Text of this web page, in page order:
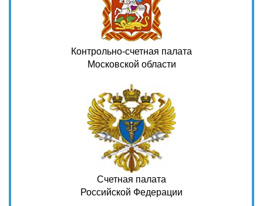
Контрольно-счетная палата
Московской области
Счетная палата
Российской Федерации